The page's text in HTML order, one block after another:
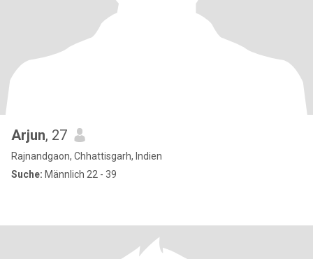
Arjun, 27
Rajnandgaon, Chhattisgarh, Indien
Suche: Männlich 22 - 39